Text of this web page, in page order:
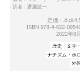
訳者： 齋藤紘一
定価：本体
ISBN 978-4-622-
2022年8
歴史
文学
ナチズム・ホ
外